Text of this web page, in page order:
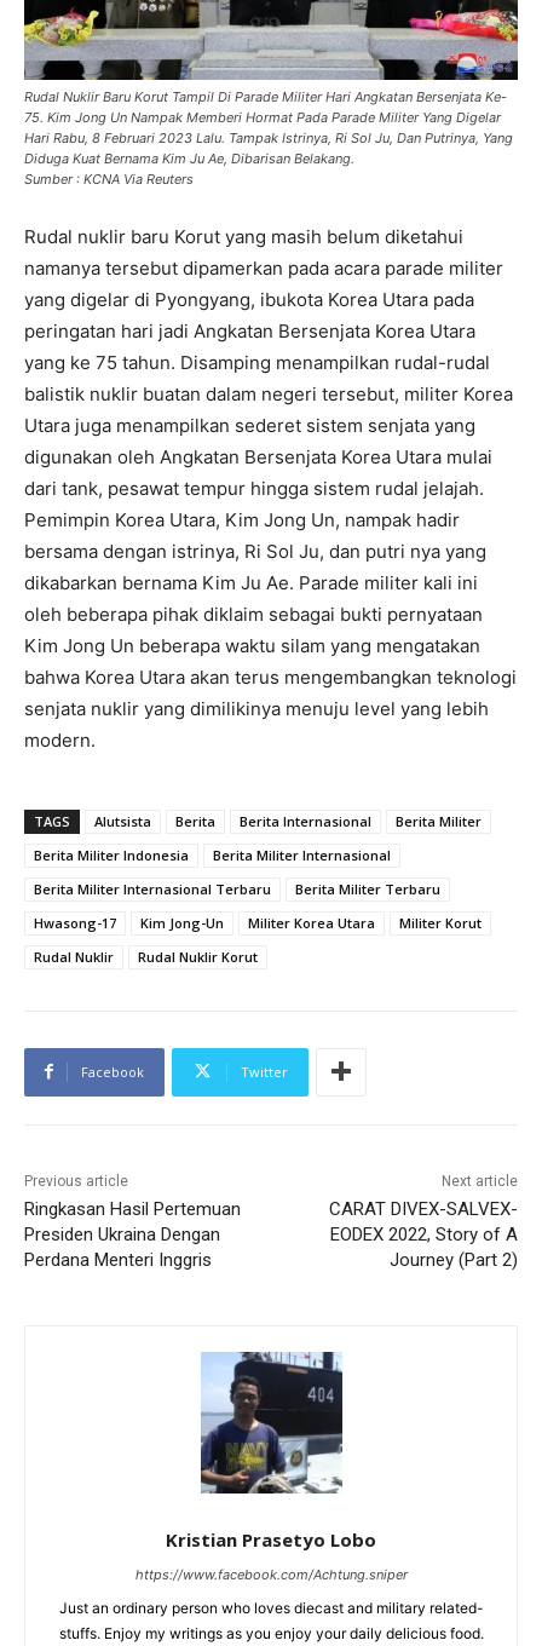
Rudal Nuklir Baru Korut Tampil Di Parade Militer Hari Angkatan Bersenjata Ke-
75. Kim Jong Un Nampak Memberi Hormat Pada Parade Militer Yang Digelar
Hari Rabu, 8 Februari 2023 Lalu. Tampak Istrinya, Ri Sol Ju, Dan Putrinya, Yang
Diduga Kuat Bernama Kim Ju Ae, Dibarisan Belakang.
Sumber : KCNA Via Reuters
Rudal nuklir baru Korut yang masih belum diketahui
namanya tersebut dipamerkan pada acara parade militer
yang digelar di Pyongyang, ibukota Korea Utara pada
peringatan hari jadi Angkatan Bersenjata Korea Utara
yang ke 75 tahun. Disamping menampilkan rudal-rudal
balistik nuklir buatan dalam negeri tersebut, militer Korea
Utara juga menampilkan sederet sistem senjata yang
digunakan oleh Angkatan Bersenjata Korea Utara mulai
dari tank, pesawat tempur hingga sistem rudal jelajah.
Pemimpin Korea Utara, Kim Jong Un, nampak hadir
bersama dengan istrinya, Ri Sol Ju, dan putri nya yang
dikabarkan bernama Kim Ju Ae. Parade militer kali ini
oleh beberapa pihak diklaim sebagai bukti pernyataan
Kim Jong Un beberapa waktu silam yang mengatakan
bahwa Korea Utara akan terus mengembangkan teknologi
senjata nuklir yang dimilikinya menuju level yang lebih
modern.
TAGS Alutsista Berita Berita Internasional
Berita Militer
Berita Militer Indonesia
Berita Militer Internasional
Berita Militer Internasional Terbaru
Berita Militer Terbaru
Hwasong-17
Kim Jong-Un Militer Korea Utara
Militer Korut
Rudal Nuklir
Rudal Nuklir Korut
Facebook Twitter
Previous article
Ringkasan Hasil Pertemuan
Presiden Ukraina Dengan
Perdana Menteri Inggris
Next article
CARAT DIVEX-SALVEX-
EODEX 2022, Story of A
Journey (Part 2)
Kristian Prasetyo Lobo
https://www.facebook.com/Achtung.sniper
Just an ordinary person who loves diecast and military related-
stuffs. Enjoy my writings as you enjoy your daily delicious food.